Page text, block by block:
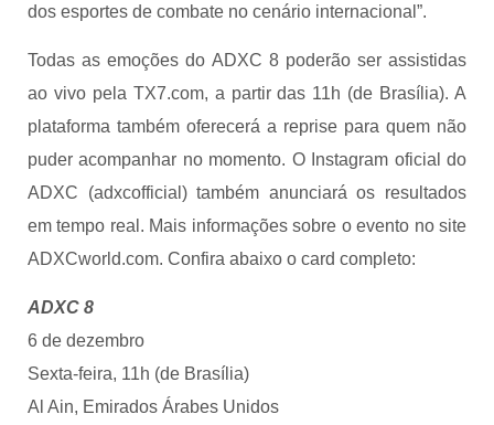
dos esportes de combate no cenário internacional”.
Todas as emoções do ADXC 8 poderão ser assistidas
ao vivo pela TX7.com, a partir das 11h (de Brasília). A
plataforma também oferecerá a reprise para quem não
puder acompanhar no momento. O Instagram oficial do
ADXC (adxcofficial) também anunciará os resultados
em tempo real. Mais informações sobre o evento no site
ADXCworld.com. Confira abaixo o card completo:
ADXC 8
6 de dezembro
Sexta-feira, 11h (de Brasília)
Al Ain, Emirados Árabes Unidos